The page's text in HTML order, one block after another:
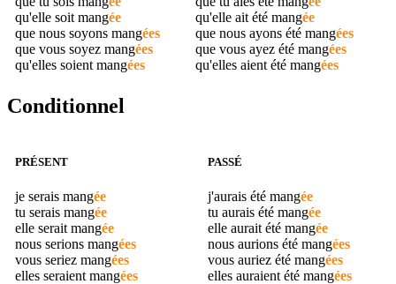
qu'elle soit mangée
que nous soyons mangées
que vous soyez mangées
qu'elles soient mangées
qu'elle ait été mangée
que nous ayons été mangées
que vous ayez été mangées
qu'elles aient été mangées
Conditionnel
PRÉSENT
je serais mangée
tu serais mangée
elle serait mangée
nous serions mangées
vous seriez mangées
elles seraient mangées
PASSÉ
j'aurais été mangée
tu aurais été mangée
elle aurait été mangée
nous aurions été mangées
vous auriez été mangées
elles auraient été mangées